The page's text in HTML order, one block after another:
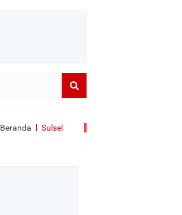
Beranda Sulsel